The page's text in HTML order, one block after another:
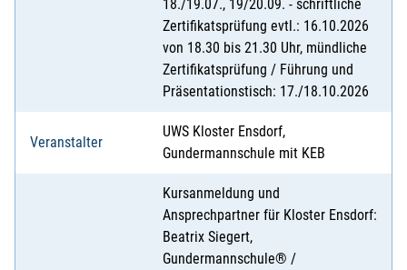
18./19.07., 19/20.09. - schriftliche
Zertifikatsprüfung evtl.: 16.10.2026
von 18.30 bis 21.30 Uhr, mündliche
Zertifikatsprüfung / Führung und
Präsentationstisch: 17./18.10.2026
Veranstalter
UWS Kloster Ensdorf,
Gundermannschule mit KEB
Kursanmeldung und
Ansprechpartner für Kloster Ensdorf:
Beatrix Siegert,
Gundermannschule® /